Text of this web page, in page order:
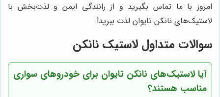
امروز با ما تماس بگیرید و از رانندگی ایمن و لذت‌بخش با
لاستیک‌های نانکن تایوان لذت ببرید!
سوالات متداول لاستیک نانکن
آیا لاستیک‌های نانکن تایوان برای خودروهای سواری
مناسب هستند؟